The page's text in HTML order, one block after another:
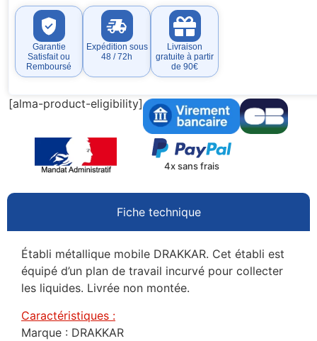
Garantie
Satisfait ou
Remboursé
Expédition sous
48 / 72h
Livraison
gratuite à partir
de 90€
[alma-product-eligibility]
4x sans frais
Fiche technique
Établi métallique mobile DRAKKAR. Cet établi est
équipé d’un plan de travail incurvé pour collecter
les liquides. Livrée non montée.
Caractéristiques :
Marque : DRAKKAR